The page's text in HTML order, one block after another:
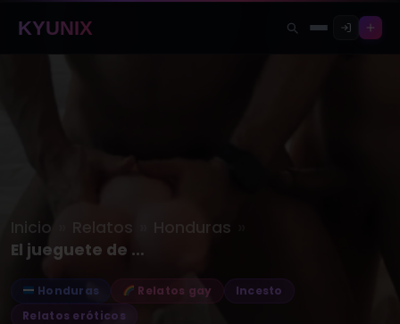
KYUNIX
Inicio Relatos Honduras
El jueguete de mi tío
Honduras Relatos gay
Incesto
Relatos eróticos